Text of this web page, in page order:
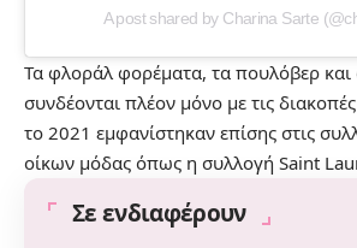
A post shared by Charina Sarte
Τα φλοράλ φορέματα, τα πουλόβερ και
συνδέονται πλέον μόνο με τις
το 2021 εμφανίστηκαν επίσης στις
οίκων μόδας όπως η συλλογή Saint
Σε ενδιαφέρουν